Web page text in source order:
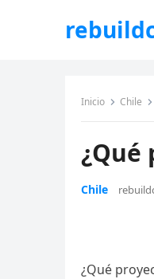
Inicio Chile
¿Qué
Chile
¿Qué